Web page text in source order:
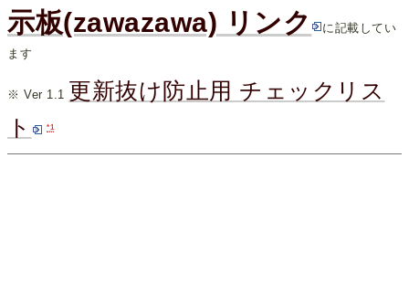
示板(zawazawa) リンク
に記載してい
ます
※ Ver 1.1 更新抜け防止用 チェックリス
ト
*1